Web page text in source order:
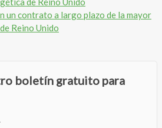
un contrato a largo plazo de la mayor
Reino Unido
boletín gratuito para